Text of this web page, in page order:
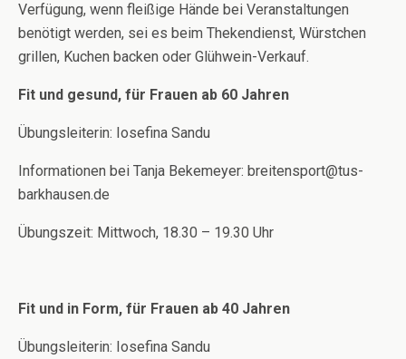
Verfügung, wenn fleißige Hände bei Veranstaltungen
benötigt werden, sei es beim Thekendienst, Würstchen
grillen, Kuchen backen oder Glühwein-Verkauf.
Fit und gesund, für Frauen ab 60 Jahren
Übungsleiterin: Iosefina Sandu
Informationen bei Tanja Bekemeyer: breitensport@tus-
barkhausen.de
Übungszeit: Mittwoch, 18.30 – 19.30 Uhr
Fit und in Form, für Frauen ab 40 Jahren
Übungsleiterin: Iosefina Sandu